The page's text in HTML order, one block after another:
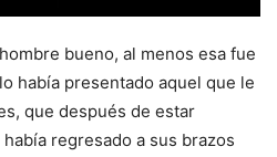
bueno, al menos esa fue
había presentado aquel que le
que después de estar
regresado a sus brazos